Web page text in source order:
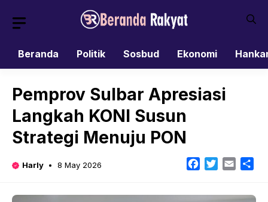
Beranda
Politik Sosbud Ekonomi
Pemprov Sulbar Apresiasi
Langkah KONI Susun
Strategi Menuju PON
Harly 8 May 2026 Facebook
TwitterEmail